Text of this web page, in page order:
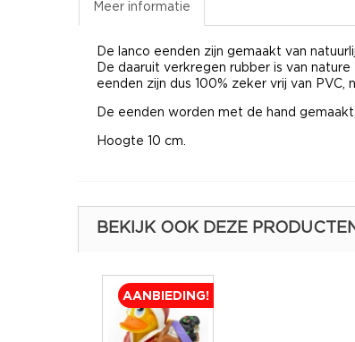
Meer informatie
De lanco eenden zijn gemaakt van
De daaruit verkregen rubber is van
eenden zijn dus 100% zeker vrij van
De eenden worden met de hand
Hoogte 10 cm.
BEKIJK OOK DEZE
AANBIEDING!